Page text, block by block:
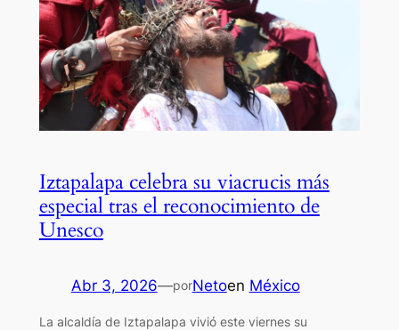
Iztapalapa celebra su viacrucis más
especial tras el reconocimiento de
Unesco
Abr 3, 2026—porNetoen México
La alcaldía de Iztapalapa vivió este viernes su